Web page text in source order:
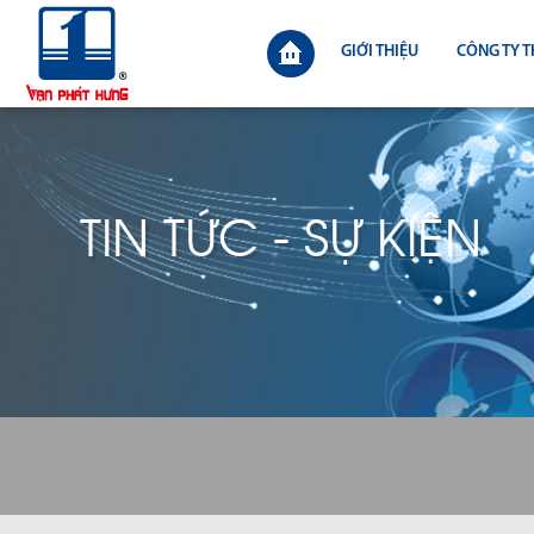
GIỚI THIỆU CÔNG TY
TIN TỨC - SỰ KIỆN